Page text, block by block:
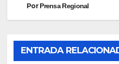
PorPrensa Regional
ENTRADA